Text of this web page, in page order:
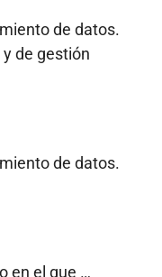
de datos.
de gestión
de datos.
en el que …